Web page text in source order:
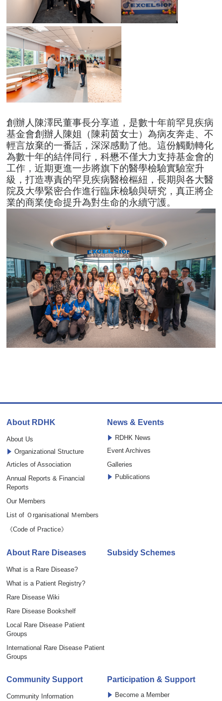
創辦人陳澤民董事長分享道，是數十年前罕見疾病
基金會創辦人陳姐（陳莉茵女士）為病友奔走、不
輕言放棄的一番話，深深感動了他。這份觸動轉化
為數十年的結伴同行，科懋不僅大力支持基金會的
工作，近期更進一步將旗下的醫學檢驗實驗室升
級，打造專責的罕見疾病醫檢樞紐，長期與各大醫
院及大學緊密合作進行臨床檢驗與研究，真正將企
業的商業使命提升為對生命的永續守護。
About RDHK
About Us
Organizational Structure
Articles of Association
Annual Reports & Financial
Reports
Our Members
List of Ｏrganisational Ｍembers
《Code of Practice》
News & Events
RDHK News
Event Archives
Galleries
Publications
About Rare Diseases
What is a Rare Disease?
What is a Patient Registry?
Rare Disease Wiki
Rare Disease Bookshelf
Local Rare Disease Patient
Groups
International Rare Disease Patient
Groups
Subsidy Schemes
Community Support
Community Information
Participation & Support
Become a Member